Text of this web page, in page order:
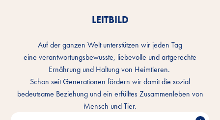
LEITBILD
Auf der ganzen Welt unterstützen wir jeden Tag
eine verantwortungsbewusste, liebevolle und artgerechte
Ernährung und Haltung von Heimtieren.
Schon seit Generationen fördern wir damit die sozial
bedeutsame Beziehung und ein erfülltes Zusammenleben von
Mensch und Tier.